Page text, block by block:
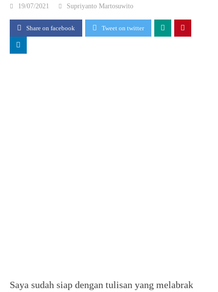
19/07/2021 Supriyanto Martosuwito
Share on facebook Tweet on twitter
Saya sudah siap dengan tulisan yang melabrak